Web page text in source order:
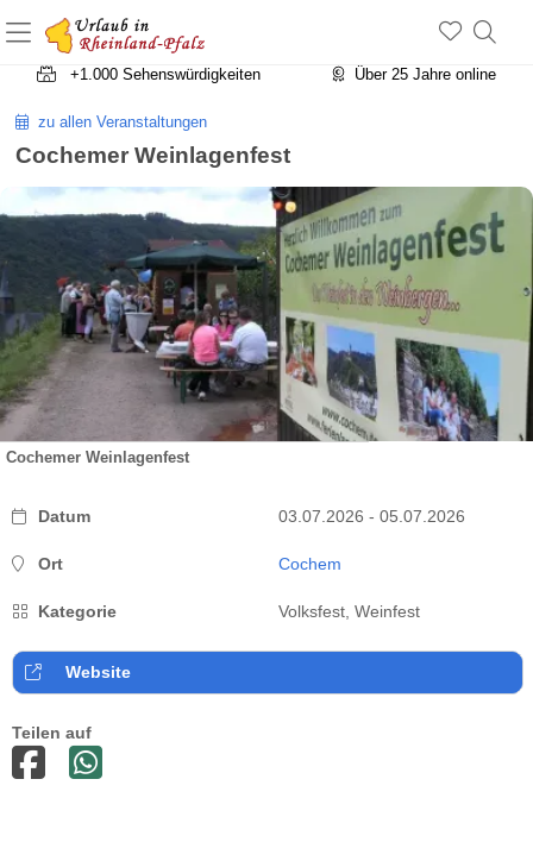
+1.500 Unterkünfte in Rheinland-Pfalz
+1.000 Sehenswürdigkeiten
Über 25 Jahre online
zu allen Veranstaltungen
Cochemer Weinlagenfest
Cochemer Weinlagenfest
Datum 03.07.2026 - 05.07.2026
Ort Cochem
Kategorie Volksfest, Weinfest
Website
Teilen auf